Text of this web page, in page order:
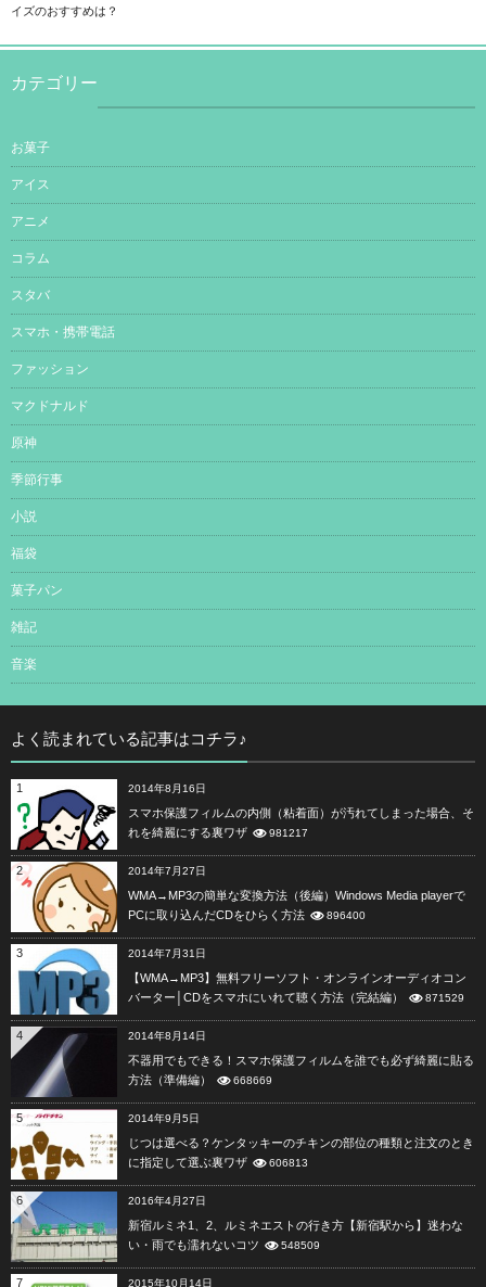
イズのおすすめは？
カテゴリー
お菓子
アイス
アニメ
コラム
スタバ
スマホ・携帯電話
ファッション
マクドナルド
原神
季節行事
小説
福袋
菓子パン
雑記
音楽
よく読まれている記事はコチラ♪
1 2014年8月16日
スマホ保護フィルムの内側（粘着面）が汚れてしまった場合、そ
れを綺麗にする裏ワザ
981217
2 2014年7月27日
WMA→MP3の簡単な変換方法（後編）Windows Media playerで
PCに取り込んだCDをひらく方法
896400
3 2014年7月31日
【WMA→MP3】無料フリーソフト・オンラインオーディオコン
バーター│CDをスマホにいれて聴く方法（完結編）
871529
4 2014年8月14日
不器用でもできる！スマホ保護フィルムを誰でも必ず綺麗に貼る
方法（準備編）
668669
5 2014年9月5日
じつは選べる？ケンタッキーのチキンの部位の種類と注文のとき
に指定して選ぶ裏ワザ
606813
6 2016年4月27日
新宿ルミネ1、2、ルミネエストの行き方【新宿駅から】迷わな
い・雨でも濡れないコツ
548509
7 2015年10月14日